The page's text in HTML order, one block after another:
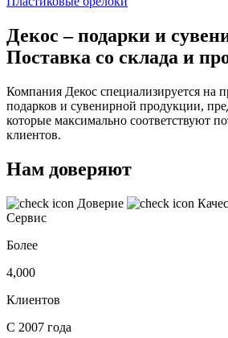
Декос – подарки и
Поставка со склада и
Компания Декос специализируется на
подарков и сувенирной продукции,
которые максимально соответствуют
клиентов.
Нам доверяют
Доверие
Сервис
Более
4,000
Клиентов
С 2007 года